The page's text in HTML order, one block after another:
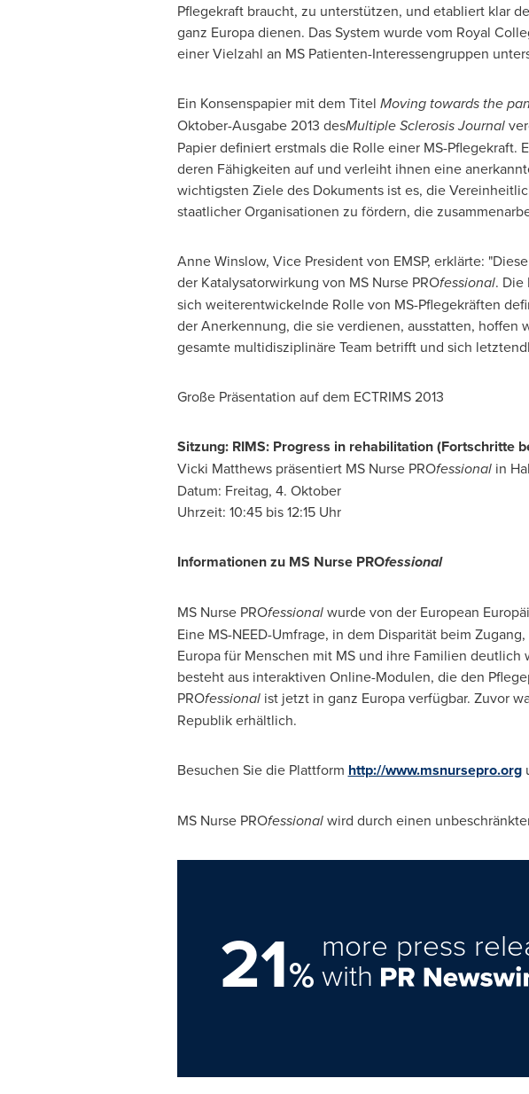
Pflegekraft braucht, zu unterstützen, und etabliert klar
ganz Europa dienen. Das System wurde vom Royal
einer Vielzahl an MS Patienten-Interessengruppen
Ein Konsenspapier mit dem Titel Moving towards the
Oktober-Ausgabe 2013 desMultiple Sclerosis Journal
Papier definiert erstmals die Rolle einer MS-Pflegekraft.
deren Fähigkeiten auf und verleiht ihnen eine
wichtigsten Ziele des Dokuments ist es, die
staatlicher Organisationen zu fördern, die
Anne Winslow, Vice Presidentvon EMSP, erklärte:
der Katalysatorwirkung von MS Nurse PROfessional. Die
sich weiterentwickelnde Rolle von MS-Pflegekräften
der Anerkennung, die sie verdienen, ausstatten, hoffen
gesamte multidisziplinäre Team betrifft und sich
Große Präsentation auf dem ECTRIMS 2013
Sitzung: RIMS: Progress in rehabilitation (Fortschritte
Vicki Matthewspräsentiert MS Nurse PROfessionalin
Datum: Freitag, 4. Oktober
Uhrzeit: 10:45 bis 12:15 Uhr
Informationen zu MS Nurse PROfessional
MS Nurse PROfessionalwurde von der European
Eine MS-NEED-Umfrage, in dem Disparität beim
Europa für Menschen mit MS und ihre Familien
besteht aus interaktiven Online-Modulen, die den
PROfessionalist jetzt in ganz Europa verfügbar. Zuvor
Republik erhältlich.
Besuchen Sie die Plattform http://www.msnursepro.org
MS Nurse PROfessionalwird durch einen
21%
more press
with